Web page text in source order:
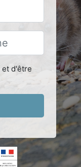
et d'être